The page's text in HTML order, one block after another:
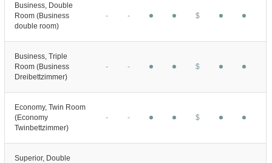
Business, Double
Room (Business
double room)
- - $
Business, Triple
Room (Business
Dreibettzimmer)
- - $
Economy, Twin Room
(Economy
Twinbettzimmer)
- - $
Superior, Double